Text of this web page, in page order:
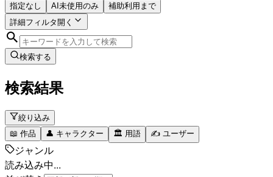
指定なし AI未使用のみ
補助利用まで
詳細フィルタ開く
検索する
検索結果
絞り込み
📖 作品 👤 キャラクター 🏛️ 用語 ✍️ ユーザー
ジャンル
読み込み中...